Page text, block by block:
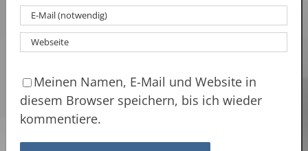
Meinen Namen, E-Mail und Website in
diesem Browser speichern, bis ich wieder
kommentiere.